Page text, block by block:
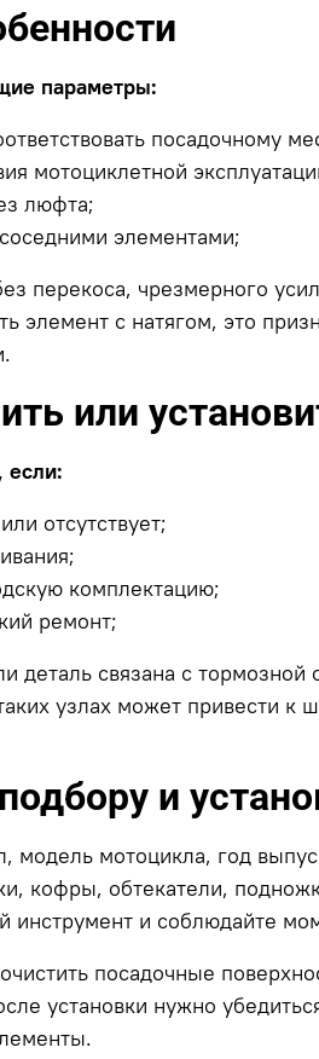
параметры:
посадочному
мотоциклетной
люфта;
элементами;
перекоса, чрезмерного
элемент с натягом, это
или
если:
отсутствует;
комплектацию;
ремонт;
деталь связана с
узлах может привести к
и
модель мотоцикла, год
кофры, обтекатели,
инструмент и соблюдайте
посадочные
установки нужно